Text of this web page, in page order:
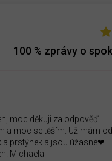
100 % zprávy o
moc děkuji za odpověď.
a moc se těším. Už mám
a prstýnek a jsou úžasné❤
Michaela